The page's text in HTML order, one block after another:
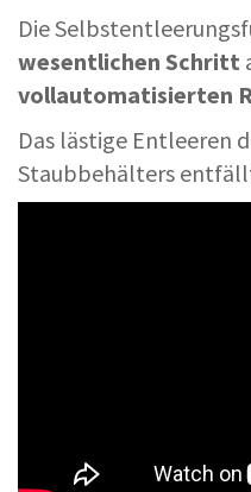
Die
wesentlichen Schritt
vollautomatisierten
Das lästige Entleeren
Staubbehälters